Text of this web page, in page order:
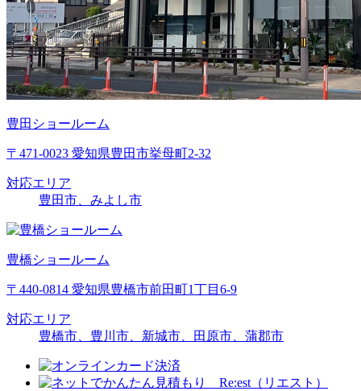
豊田ショールーム
〒471-0023 愛知県豊田市挙母町2-32
対応エリア
豊田市、みよし市
豊橋ショールーム
〒440-0814 愛知県豊橋市前田町1丁目6-9
対応エリア
豊橋市、豊川市、新城市、田原市、蒲郡市